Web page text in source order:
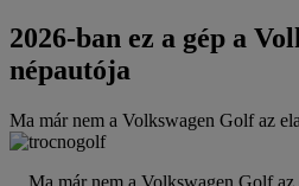
2026-ban ez a gép a
népautója
Ma már nem a Volkswagen Golf az